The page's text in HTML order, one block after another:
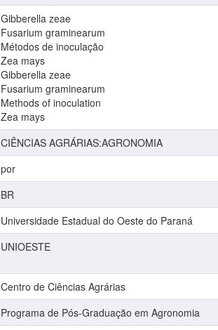
Gibberella zeae
Fusarium graminearum
Métodos de inoculação
Zea mays
Gibberella zeae
Fusarium graminearum
Methods of inoculation
Zea mays
CIÊNCIAS AGRÁRIAS:AGRONOMIA
por
BR
Universidade Estadual do Oeste do Paraná
UNIOESTE
Centro de Ciências Agrárias
Programa de Pós-Graduação em Agronomia